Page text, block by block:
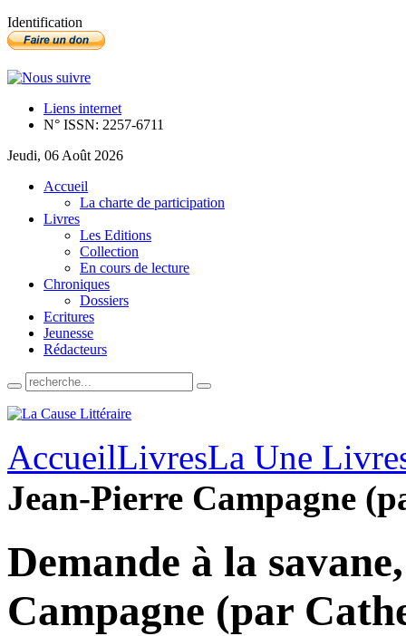
Identification
Liens internet
N° ISSN: 2257-6711
Jeudi, 06 Août 2026
Accueil
La charte de participation
Livres
Les Editions
Collection
En cours de lecture
Chroniques
Dossiers
Ecritures
Jeunesse
Rédacteurs
AccueilLivresLa Une
Jean-Pierre Campagne
Demande à la
Campagne (par